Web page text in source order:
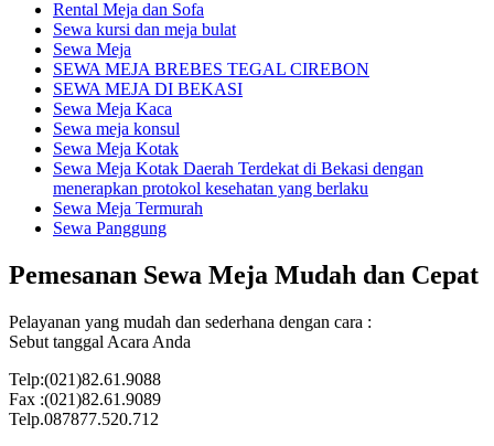
Rental Meja dan Sofa
Sewa kursi dan meja bulat
Sewa Meja
SEWA MEJA BREBES TEGAL CIREBON
SEWA MEJA DI BEKASI
Sewa Meja Kaca
Sewa meja konsul
Sewa Meja Kotak
Sewa Meja Kotak Daerah Terdekat di Bekasi dengan
menerapkan protokol kesehatan yang berlaku
Sewa Meja Termurah
Sewa Panggung
Pemesanan Sewa Meja Mudah dan Cepat
Pelayanan yang mudah dan sederhana dengan cara :
Sebut tanggal Acara Anda
Telp:(021)82.61.9088
Fax :(021)82.61.9089
Telp.087877.520.712